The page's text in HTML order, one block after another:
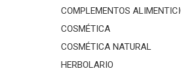
COMPLEMENTOS
COSMÉTICA
COSMÉTICA NATURAL
HERBOLARIO